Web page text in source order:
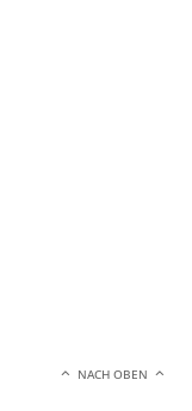
NACH OBEN